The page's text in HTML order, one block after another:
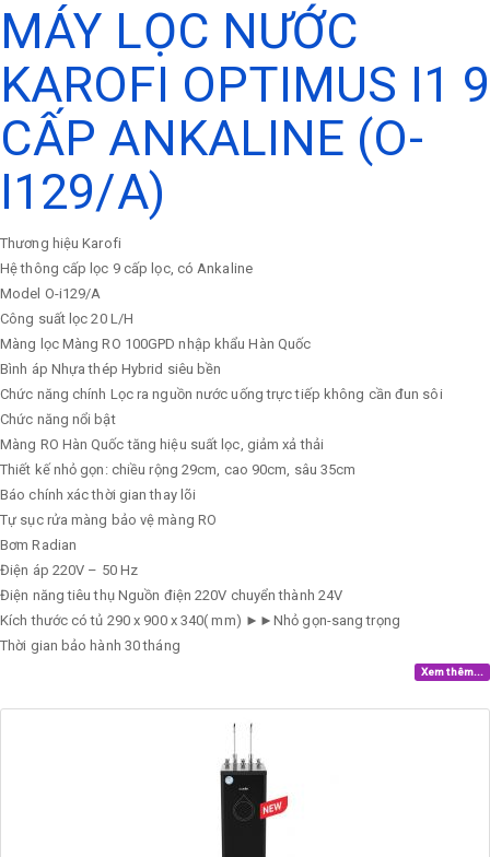
MÁY LỌC NƯỚC
KAROFI OPTIMUS I1 9
CẤP ANKALINE (O-
I129/A)
Thương hiệu Karofi
Hệ thông cấp lọc 9 cấp lọc, có Ankaline
Model O-i129/A
Công suất lọc 20 L/H
Màng lọc Màng RO 100GPD nhập khẩu Hàn Quốc
Bình áp Nhựa thép Hybrid siêu bền
Chức năng chính Lọc ra nguồn nước uống trực tiếp không cần đun sôi
Chức năng nổi bật
Màng RO Hàn Quốc tăng hiệu suất lọc, giảm xả thải
Thiết kế nhỏ gọn: chiều rộng 29cm, cao 90cm, sâu 35cm
Báo chính xác thời gian thay lõi
Tự sục rửa màng bảo vệ màng RO
Bơm Radian
Điện áp 220V – 50 Hz
Điện năng tiêu thụ Nguồn điện 220V chuyển thành 24V
Kích thước có tủ 290 x 900 x 340( mm) ►►Nhỏ gọn-sang trọng
Thời gian bảo hành 30 tháng
Xem thêm...